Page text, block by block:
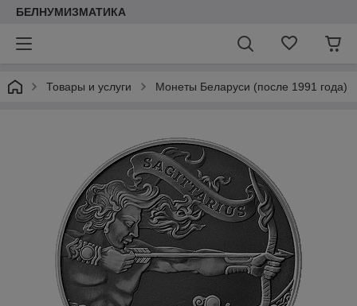
БЕЛНУМИЗМАТИКА
Товары и услуги Монеты Беларуси (после 1991 года)